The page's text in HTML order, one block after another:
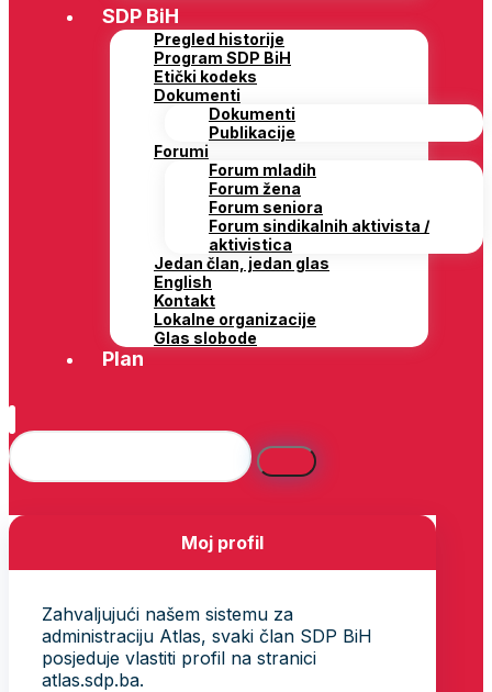
SDP BiH
Pregled historije
Program SDP BiH
Etički kodeks
Dokumenti
Dokumenti
Publikacije
Forumi
Forum mladih
Forum žena
Forum seniora
Forum sindikalnih aktivista /
aktivistica
Jedan član, jedan glas
English
Kontakt
Lokalne organizacije
Glas slobode
Plan
Moj profil
Zahvaljujući našem sistemu za
administraciju Atlas, svaki član SDP BiH
posjeduje vlastiti profil na stranici
atlas.sdp.ba.